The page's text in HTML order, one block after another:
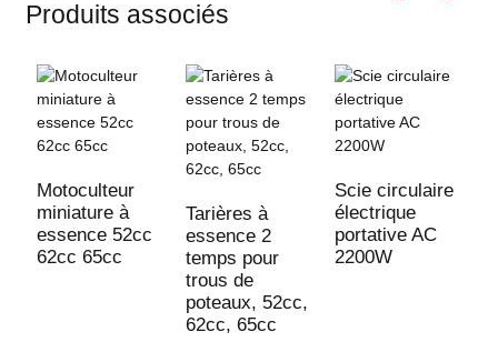
Produits associés
Motoculteur
miniature à
essence 52cc
62cc 65cc
Tarières à
essence 2
temps pour
trous de
poteaux, 52cc,
62cc, 65cc
Scie circulaire
électrique
portative AC
2200W